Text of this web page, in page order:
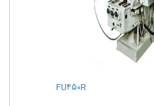
FU۴۵۰R